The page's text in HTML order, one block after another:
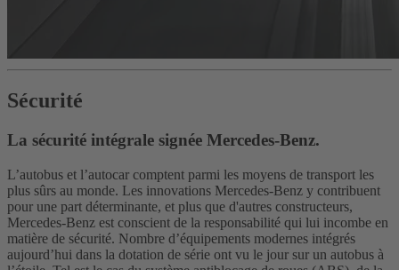
Sécurité
La sécurité intégrale signée Mercedes-Benz.
L’autobus et l’autocar comptent parmi les moyens de transport les
plus sûrs au monde. Les innovations Mercedes-Benz y contribuent
pour une part déterminante, et plus que d'autres constructeurs,
Mercedes-Benz est conscient de la responsabilité qui lui incombe en
matière de sécurité. Nombre d’équipements modernes intégrés
aujourd’hui dans la dotation de série ont vu le jour sur un autobus à